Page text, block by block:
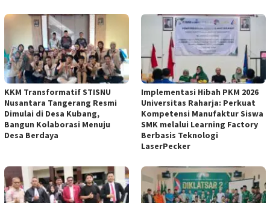
KKM Transformatif STISNU
Nusantara Tangerang Resmi
Dimulai di Desa Kubang,
Bangun Kolaborasi Menuju
Desa Berdaya
Implementasi Hibah PKM 2026
Universitas Raharja: Perkuat
Kompetensi Manufaktur Siswa
SMK melalui Learning Factory
Berbasis Teknologi
LaserPecker